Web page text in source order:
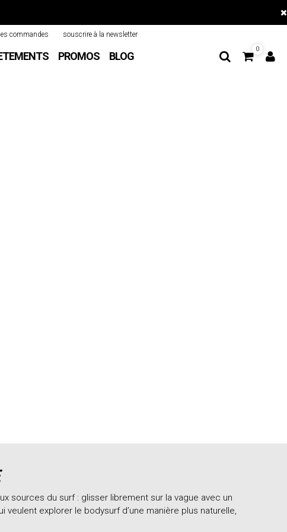
PROMOS BLOG
0
commandes souscrire à la newsletter
sources du surf : glisser librement sur la vague avec un
explorer le bodysurf d’une manière plus naturelle,